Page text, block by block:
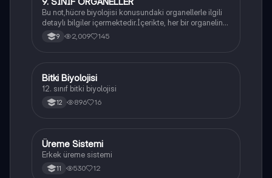
Bu not,hücre biyolojisi konusundaki organellerle ilgili
detaylı bilgiler içermektedir.İçerikte, her bir organelin
yapısı,fonksiyonları ve hücre içindeki rolü
açıklanmaktadır.
9 2,009 145
Biyoloji
Bitki Biyolojisi
12. sınıf bitki biyolojisi
12 896 16
Biyoloji
Üreme Sistemi
Erkek üreme sistemi
11 530 12